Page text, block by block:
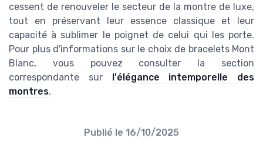
cessent de renouveler le secteur de la montre de luxe,
tout en préservant leur essence classique et leur
capacité à sublimer le poignet de celui qui les porte.
Pour plus d'informations sur le choix de bracelets Mont
Blanc, vous pouvez consulter la section
correspondante sur l'élégance intemporelle des
montres.
Publié le 16/10/2025